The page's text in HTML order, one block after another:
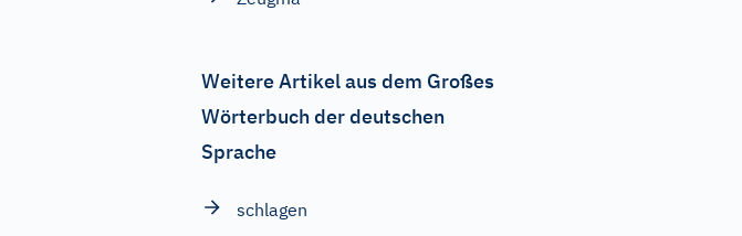
Weitere Artikel aus dem Großes
Wörterbuch der deutschen
Sprache
schlagen